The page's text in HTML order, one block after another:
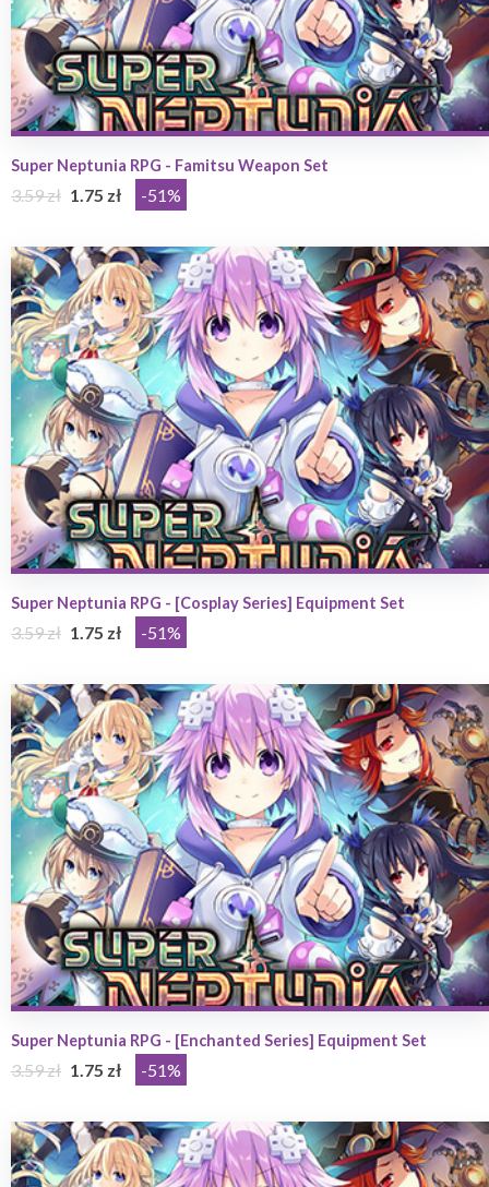
Super Neptunia RPG - Famitsu Weapon Set
3.59 zł 1.75 zł -51%
Super Neptunia RPG - [Cosplay Series] Equipment Set
3.59 zł 1.75 zł -51%
Super Neptunia RPG - [Enchanted Series] Equipment Set
3.59 zł 1.75 zł -51%